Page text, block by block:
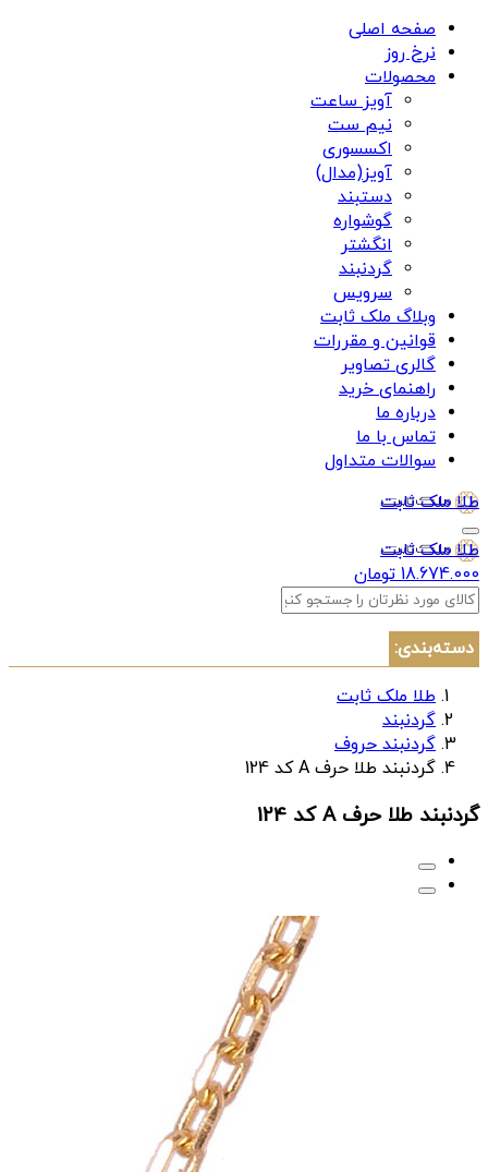
صفحه اصلی
نرخ روز
محصولات
آویز ساعت
نیم ست
اکسسوری
آویز(مدال)
دستبند
گوشواره
انگشتر
گردنبند
سرویس
وبلاگ ملک ثابت
قوانین و مقررات
گالری تصاویر
راهنمای خرید
درباره ما
تماس با ما
سوالات متداول
طلا ملک ثابت
طلا ملک ثابت
18.674.000 تومان
دسته‌بندی:
طلا ملک ثابت
گردنبند
گردنبند حروف
گردنبند طلا حرف A کد 124
گردنبند طلا حرف A کد 124